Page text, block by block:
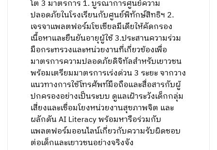
โต 3 มาตรการ 1. บูรณาการศูนย์ความ
ปลอดภัยในโรงเรียนกับศูนย์พิทักษ์สิทธิฯ 2.
เจรจาแพลตฟอร์มโซเชียลมีเดียให้คัดกรอง
เนื้อหาและยืนยันอายุผู้ใช้ 3.ประสานความร่วม
มือกระทรวงและหน่วยงานที่เกี่ยวข้องเพื่อ
มาตรการความปลอดภัยดิจิทัลสำหรับเยาวชน
พร้อมเตรียมมาตรการเร่งด่วน 3 ระยะ จากวาง
แนวทางการใช้โทรศัพท์มือถือและสื่อสารกับผู้
ปกครองอย่างเป็นระบบ ดูแลเฝ้าระวังเด็กกลุ่ม
เสี่ยงและเชื่อมโยงหน่วยงานสุขภาพจิต และ
ผลักดัน AI Literacy พร้อมหารือร่วมกับ
แพลตฟอร์มออนไลน์เกี่ยวกับความรับผิดชอบ
ต่อเด็กและเยาวชนอย่างจริงจัง